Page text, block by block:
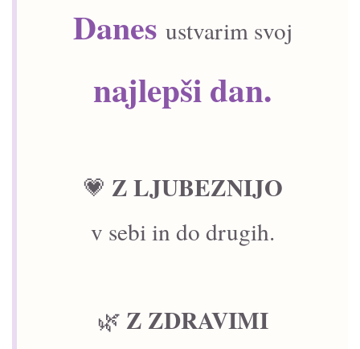
Danes ustvarim svoj
najlepši dan.
💗 Z LJUBEZNIJO
v sebi in do drugih.
🌿 Z ZDRAVIMI